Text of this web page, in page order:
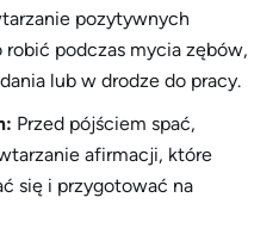
pozytywnych
podczas mycia zębów,
lub w drodze do pracy.
Przed pójściem spać,
afirmacji, które
się i przygotować na